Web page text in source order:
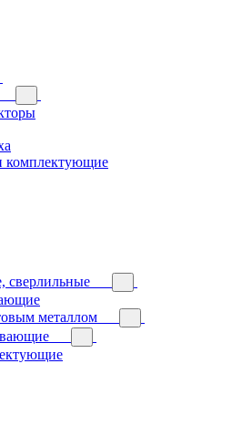
комплектующие
сверлильные
металлом